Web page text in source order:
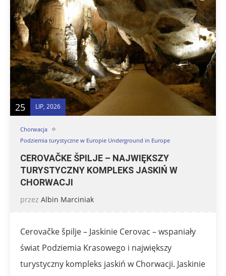
25 LIP, 2026
Chorwacja
Podziemia turystyczne w Europie Underground in Europe
CEROVAČKE ŠPILJE – NAJWIĘKSZY
TURYSTYCZNY KOMPLEKS JASKIŃ W
CHORWACJI
przez Albin Marciniak
Cerovačke špilje – Jaskinie Cerovac – wspaniały
świat Podziemia Krasowego i największy
turystyczny kompleks jaskiń w Chorwacji. Jaskinie